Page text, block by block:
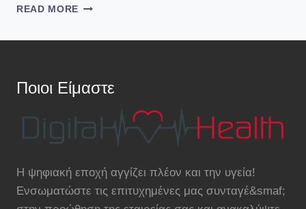
READ MORE NO,
YOUR
WEBCAM
WITH
TAPE:
STEPS
FOR
PROTECTING
Ποιοι Είμαστε
Η ψηφιακή εποχή αγγίζει πλέον και την υγεία!
Ενσωματώστε τις επιτυχημένες μας συνταγέ&smaf;